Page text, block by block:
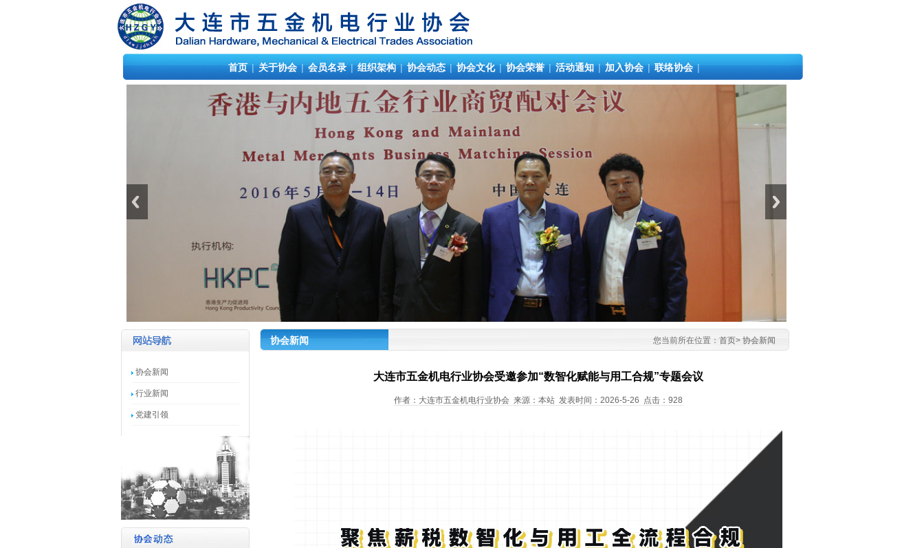
首页 | 关于协会 | 会员名录 | 组织架构 | 协会动态 | 协会文化 | 协会荣誉 | 活动通知 | 加入协会 | 联络协会 |
协会新闻
行业新闻
党建引领
您当前所在位置： 首页> 协会新闻
协会新闻
大连市五金机电行业协会受邀参加“数智化赋能与用工合规”专题会议
作者：大连市五金机电行业协会 来源：本站 发表时间：2026-5-26 点击：928